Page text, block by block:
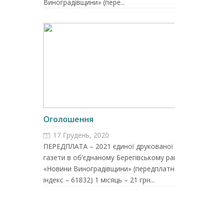
Виноградівщини» (пере...
Оголошення
17 Грудень, 2020
ПЕРЕДПЛАТА – 2021 єдиної друкованої
газети в об’єднаному Берегівському районі
«Новини Виноградівщини» (передплатний
індекс – 61832) 1 місяць – 21 грн...